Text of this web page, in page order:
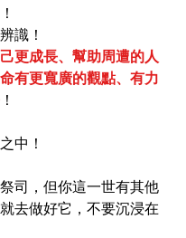
識！
更成長、幫助周遭的人
有更寬廣的觀點、有力
！
中！
司，但你這一世有其他
去做好它，不要沉浸在